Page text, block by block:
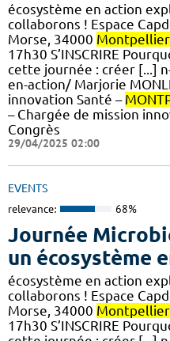
écosystème en action
collaborons ! Espace
Morse, 34000 Montpellier
17h30 S’INSCRIRE
cette journée : créer [...]
en-action/ Marjorie
innovation Santé –
– Chargée de mission
Congrès
29/04/2025 02:00
EVENTS
relevance: 68%
Journée
un écosystème
écosystème en action
collaborons ! Espace
Morse, 34000 Montpellier
17h30 S’INSCRIRE